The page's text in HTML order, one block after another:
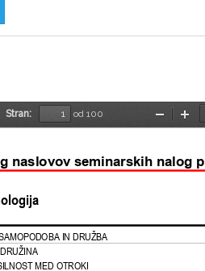
prikaži meni
Stran:
od 100
Pomanjšaj
naslovov seminarskih nalog
IN DRUŽBA
MED OTROKI